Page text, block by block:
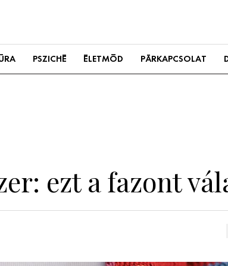
PSZICHÉ ÉLETMÓD PÁRKAPCSOLAT
ezt a fazont